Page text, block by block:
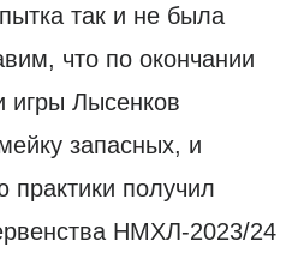
так и не была
что по окончании
игры Лысенков
запасных, и
получил
НМХЛ-2023/24